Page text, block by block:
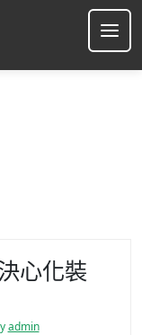
心化裝
admin